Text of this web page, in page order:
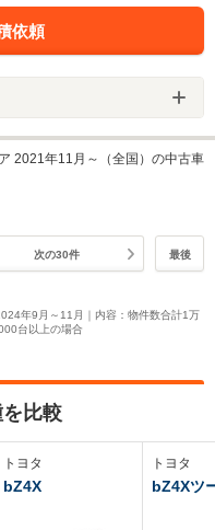
依頼
2021年11月～（全国）の中古車
次の30件 最後
年9月～11月｜内容：物件数合計1万
台以上の場合
比較
トヨタ
bZ4X
トヨタ
bZ4Xツ